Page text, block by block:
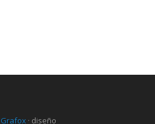
Grafox· diseño